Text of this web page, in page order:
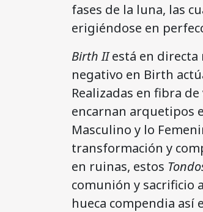
fases de la luna, las
erigiéndose en
Birth IIestá en directa
negativo en Birth
Realizadas en fibra
encarnan arquetipos
Masculino y lo
transformación y
en ruinas, estos
comunión y sacrificio
hueca compendia así